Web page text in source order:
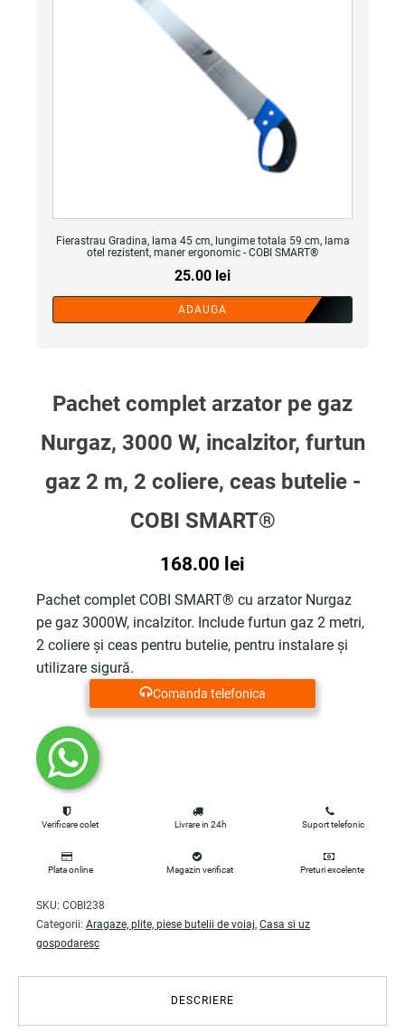
Fierastrau Gradina, lama 45 cm, lungime totala 59 cm, lama
otel rezistent, maner ergonomic - COBI SMART®
25.00 lei
ADAUGA
Pachet complet arzator pe gaz
Nurgaz, 3000 W, incalzitor, furtun
gaz 2 m, 2 coliere, ceas butelie -
COBI SMART®
168.00 lei
Pachet complet COBI SMART® cu arzator Nurgaz
pe gaz 3000W, incalzitor. Include furtun gaz 2 metri,
2 coliere și ceas pentru butelie, pentru instalare și
utilizare sigură.
Comanda telefonica
Verificare colet Livrare in 24h Suport telefonic
Plata online Magazin verificat Preturi excelente
SKU: COBI238
Categorii: Aragaze, plite, piese butelii de voiaj, Casa si uz
gospodaresc
DESCRIERE